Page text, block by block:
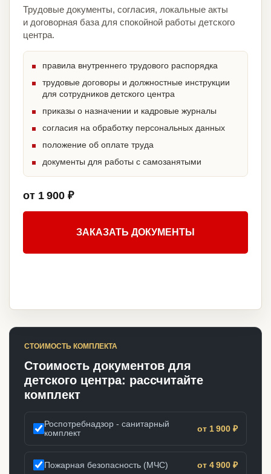
Трудовые документы, согласия, локальные акты
и договорная база для спокойной работы детского
центра.
правила внутреннего трудового распорядка
трудовые договоры и должностные инструкции
для сотрудников детского центра
приказы о назначении и кадровые журналы
согласия на обработку персональных данных
положение об оплате труда
документы для работы с самозанятыми
от 1 900 ₽
ЗАКАЗАТЬ ДОКУМЕНТЫ
СТОИМОСТЬ КОМПЛЕКТА
Стоимость документов для
детского центра: рассчитайте
комплект
Роспотребнадзор - санитарный
комплект
от 1 900 ₽
Пожарная безопасность (МЧС) от 4 900 ₽